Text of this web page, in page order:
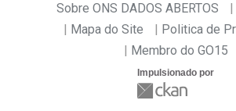
Sobre ONS DADOS ABERTOS
Mapa do Site
Politica de
Membro do GO15
Impulsionado por